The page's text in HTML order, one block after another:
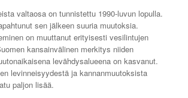
valtaosa on tunnistettu 1990-luvun lopulla.
sen jälkeen suuria muutoksia.
on muuttanut erityisesti vesilintujen
kansainvälinen merkitys niiden
levähdysalueena on kasvanut.
levinneisyydestä ja kannanmuutoksista
paljon lisää.